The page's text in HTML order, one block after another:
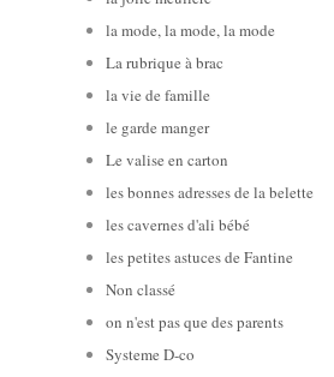
la mode, la mode, la mode
La rubrique à brac
la vie de famille
le garde manger
Le valise en carton
les bonnes adresses de la belette
les cavernes d'ali bébé
les petites astuces de Fantine
Non classé
on n'est pas que des parents
Systeme D-co